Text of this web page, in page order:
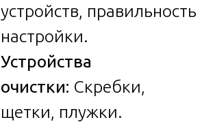
устройств, правильность
настройки.
Устройства
очистки: Скребки,
щетки, плужки.